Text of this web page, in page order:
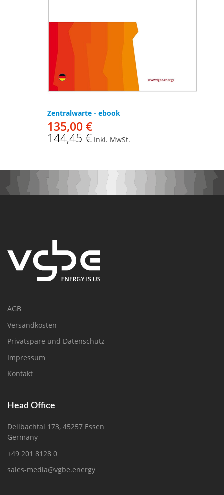
Zentralwarte - ebook
135,00 €
144,45 € Inkl. MwSt.
AGB
Versandkosten
Privatspäre und Datenschutz
Impressum
Kontakt
Head Office
Deilbachtal 173, 45257 Essen
Germany
+49 201 8128 0
sales-media@vgbe.energy